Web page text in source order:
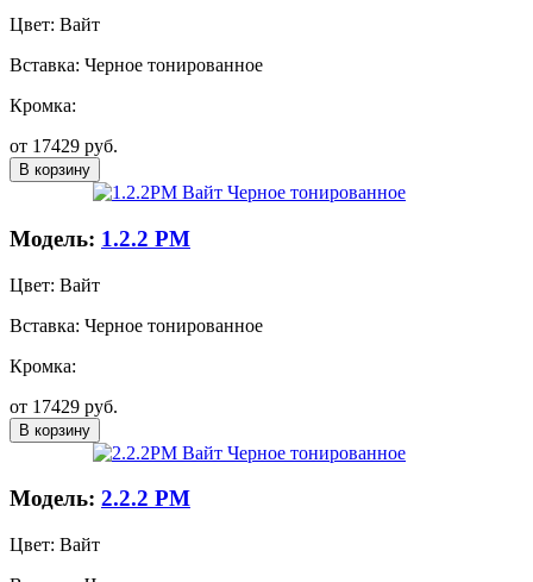
Цвет: Вайт
Вставка: Черное тонированное
Кромка:
от 17429 руб.
В корзину
Модель: 1.2.2 PM
Цвет: Вайт
Вставка: Черное тонированное
Кромка:
от 17429 руб.
В корзину
Модель: 2.2.2 PM
Цвет: Вайт